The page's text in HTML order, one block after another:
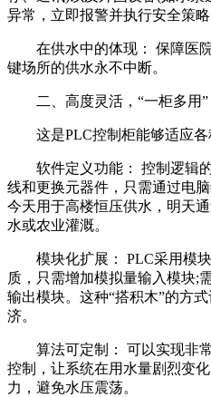
异常，立即报警并执行安全策略
在供水中的体现： 保障医
键场所的供水永不中断。
二、高度灵活，“一柜多用”
这是PLC控制柜能够适应各
软件定义功能： 控制逻辑
线和更换元器件，只需通过电
今天用于高楼恒压供水，明天
水或农业灌溉。
模块化扩展： PLC采用模
质，只需增加模拟量输入模块;
输出模块。这种“搭积木”的方
济。
算法可定制： 可以实现非
控制，让系统在用水量剧烈变
力，避免水压震荡。